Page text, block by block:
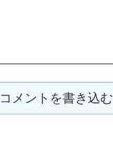
コメントを書き込む